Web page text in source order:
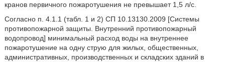
кранов первичного пожаротушения не превышает 1,5 л/с.
Согласно п. 4.1.1 (табл. 1 и 2) СП 10.13130.2009 [Системы
противопожарной защиты. Внутренний противопожарный
водопровод] минимальный расход воды на внутреннее
пожаротушение на одну струю для жилых, общественных,
административных, производственных и складских зданий в